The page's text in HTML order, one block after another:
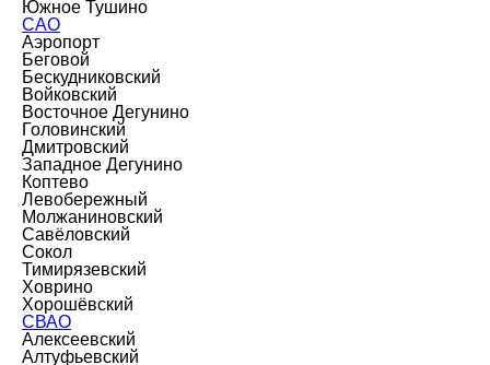
Южное Тушино
САО
Аэропорт
Беговой
Бескудниковский
Войковский
Восточное Дегунино
Головинский
Дмитровский
Западное Дегунино
Коптево
Левобережный
Молжаниновский
Савёловский
Сокол
Тимирязевский
Ховрино
Хорошёвский
СВАО
Алексеевский
Алтуфьевский